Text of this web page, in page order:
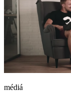
médiá